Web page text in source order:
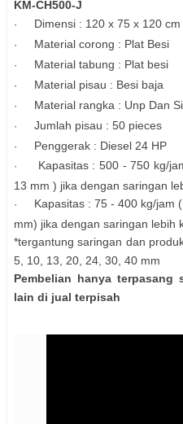
KM-CH500-J
· Dimensi : 120 x 75 x 120 cm
· Material corong : Plat Besi
· Material tabung : Plat besi
· Material pisau : Besi baja
· Material rangka : Unp Dan
· Jumlah pisau : 50 pieces
· Penggerak : Diesel 24 HP
· Kapasitas : 500 - 750 kg/
13 mm ) jika dengan saringan
· Kapasitas : 75 - 400 kg/jam
mm) jika dengan saringan lebih
*tergantung saringan dan
5, 10, 13, 20, 24, 30, 40 mm
Pembelian hanya terpasang
lain di jual terpisah